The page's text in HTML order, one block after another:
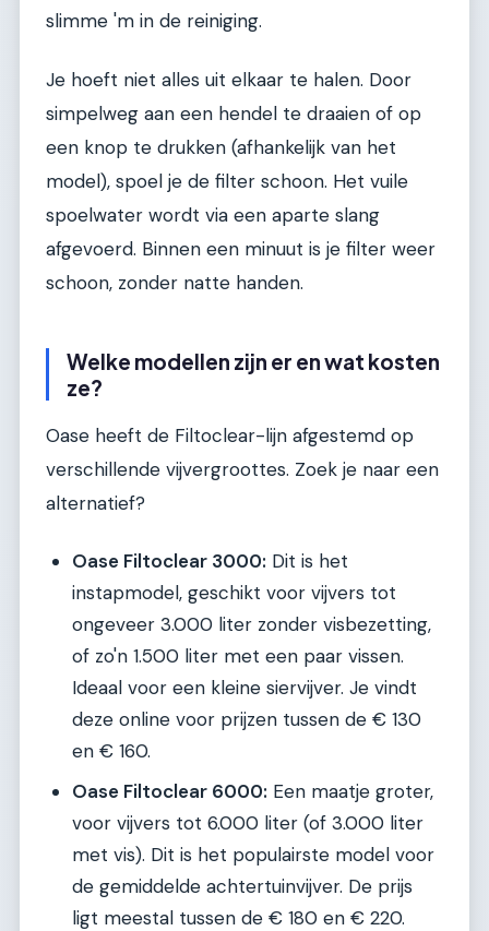
slimme 'm in de reiniging.
Je hoeft niet alles uit elkaar te halen. Door
simpelweg aan een hendel te draaien of op
een knop te drukken (afhankelijk van het
model), spoel je de filter schoon. Het vuile
spoelwater wordt via een aparte slang
afgevoerd. Binnen een minuut is je filter weer
schoon, zonder natte handen.
Welke modellen zijn er en wat kosten
ze?
Oase heeft de Filtoclear-lijn afgestemd op
verschillende vijvergroottes. Zoek je naar een
alternatief?
Oase Filtoclear 3000: Dit is het
instapmodel, geschikt voor vijvers tot
ongeveer 3.000 liter zonder visbezetting,
of zo'n 1.500 liter met een paar vissen.
Ideaal voor een kleine siervijver. Je vindt
deze online voor prijzen tussen de € 130
en € 160.
Oase Filtoclear 6000: Een maatje groter,
voor vijvers tot 6.000 liter (of 3.000 liter
met vis). Dit is het populairste model voor
de gemiddelde achtertuinvijver. De prijs
ligt meestal tussen de € 180 en € 220.